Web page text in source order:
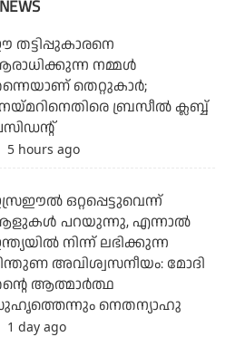
തട്ടിപ്പുകാരനെ
നമ്മള്‍
തെറ്റുകാര്‍;
ബ്രസീല്‍ ക്ലബ്ബ്
5 hours ago
ഒറ്റപ്പെട്ടുവെന്ന്
പറയുന്നു, എന്നാല്‍
നിന്ന് ലഭിക്കുന്ന
അവിശ്വസനീയം: മോദി
ആത്മാര്‍ത്ഥ
നെതന്യാഹു
1 day ago